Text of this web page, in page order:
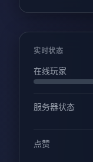
实时状态
在线玩家
服务器状态
点赞